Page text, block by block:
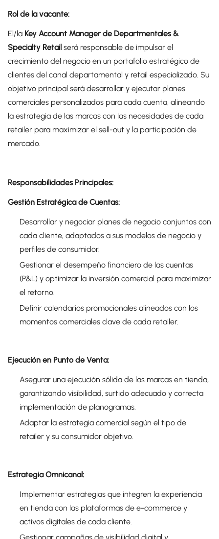
Rol de la vacante:
El/la Key Account Manager de Departmentales &
Specialty Retail será responsable de impulsar el
crecimiento del negocio en un portafolio estratégico de
clientes del canal departamental y retail especializado. Su
objetivo principal será desarrollar y ejecutar planes
comerciales personalizados para cada cuenta, alineando
la estrategia de las marcas con las necesidades de cada
retailer para maximizar el sell-out y la participación de
mercado.
Responsabilidades Principales:
Gestión Estratégica de Cuentas:
Desarrollar y negociar planes de negocio conjuntos con
cada cliente, adaptados a sus modelos de negocio y
perfiles de consumidor.
Gestionar el desempeño financiero de las cuentas
(P&L) y optimizar la inversión comercial para maximizar
el retorno.
Definir calendarios promocionales alineados con los
momentos comerciales clave de cada retailer.
Ejecución en Punto de Venta:
Asegurar una ejecución sólida de las marcas en tienda,
garantizando visibilidad, surtido adecuado y correcta
implementación de planogramas.
Adaptar la estrategia comercial según el tipo de
retailer y su consumidor objetivo.
Estrategia Omnicanal:
Implementar estrategias que integren la experiencia
en tienda con las plataformas de e-commerce y
activos digitales de cada cliente.